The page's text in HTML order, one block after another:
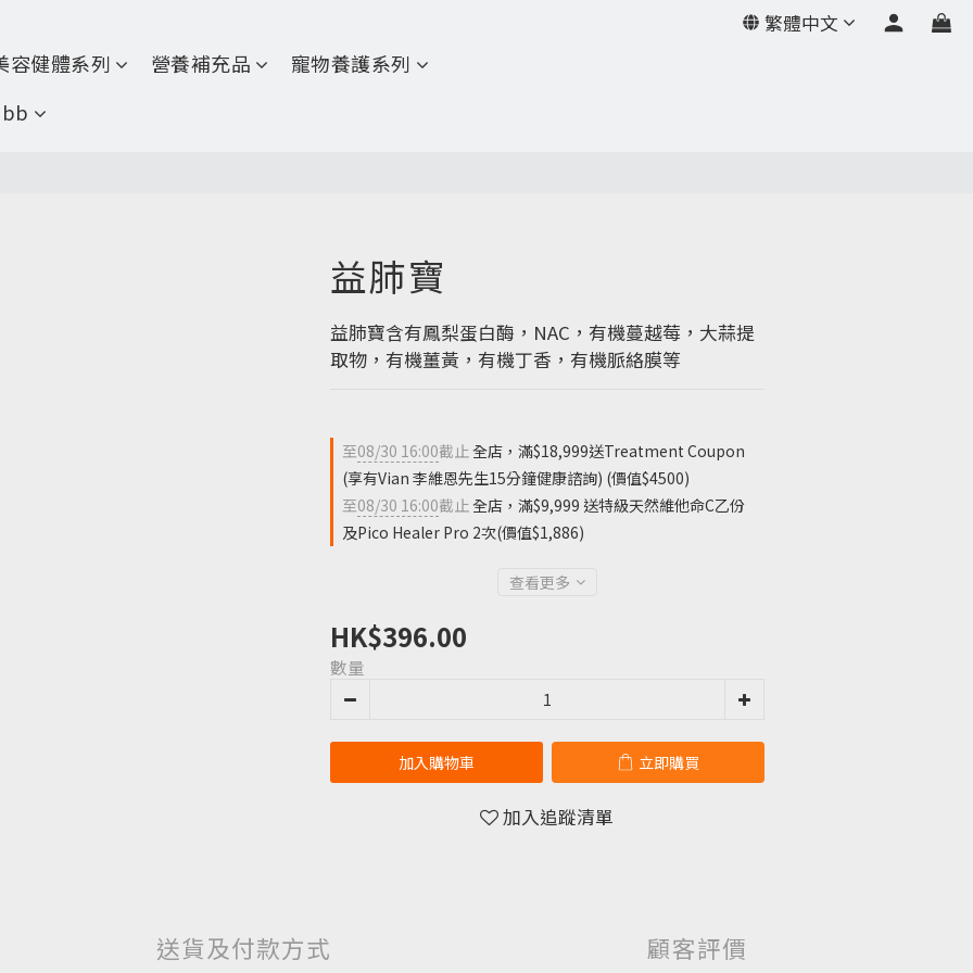
繁體中文
容健體系列 營養補充品
寵物養護系列
益肺寶
益肺寶含有鳳梨蛋白酶，NAC，有機蔓越莓，大蒜提
取物，有機薑黃，有機丁香，有機脈絡膜等
至08/30 16:00截止全店，滿$18,999送Treatment Coupon
(享有Vian 李維恩先生15分鐘健康諮詢) (價值$4500)
至08/30 16:00截止全店，滿$9,999 送特級天然維他命C乙份
及Pico Healer Pro 2次(價值$1,886)
查看更多
HK$396.00
數量
加入購物車 立即購買
加入追蹤清單
送貨及付款方式 顧客評價
立即購買